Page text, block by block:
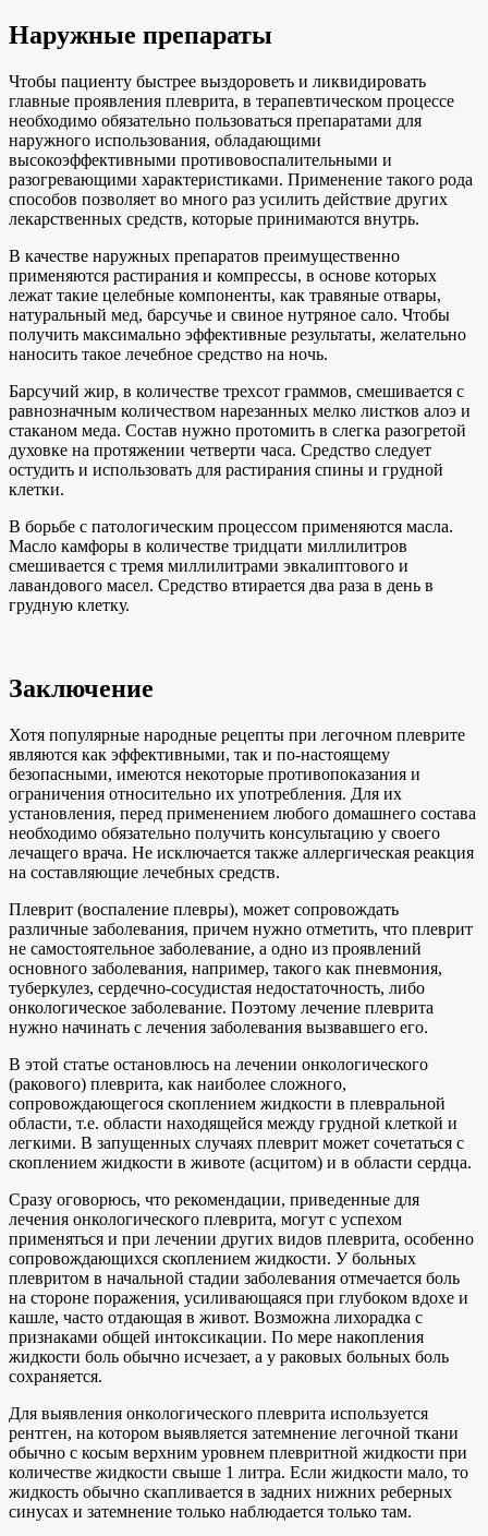
Наружные препараты
Чтобы пациенту быстрее выздороветь и ликвидировать
главные проявления плеврита, в терапевтическом процессе
необходимо обязательно пользоваться препаратами для
наружного использования, обладающими
высокоэффективными противовоспалительными и
разогревающими характеристиками. Применение такого рода
способов позволяет во много раз усилить действие других
лекарственных средств, которые принимаются внутрь.
В качестве наружных препаратов преимущественно
применяются растирания и компрессы, в основе которых
лежат такие целебные компоненты, как травяные отвары,
натуральный мед, барсучье и свиное нутряное сало. Чтобы
получить максимально эффективные результаты, желательно
наносить такое лечебное средство на ночь.
Барсучий жир, в количестве трехсот граммов, смешивается с
равнозначным количеством нарезанных мелко листков алоэ и
стаканом меда. Состав нужно протомить в слегка разогретой
духовке на протяжении четверти часа. Средство следует
остудить и использовать для растирания спины и грудной
клетки.
В борьбе с патологическим процессом применяются масла.
Масло камфоры в количестве тридцати миллилитров
смешивается с тремя миллилитрами эвкалиптового и
лавандового масел. Средство втирается два раза в день в
грудную клетку.
Заключение
Хотя популярные народные рецепты при легочном плеврите
являются как эффективными, так и по-настоящему
безопасными, имеются некоторые противопоказания и
ограничения относительно их употребления. Для их
установления, перед применением любого домашнего состава
необходимо обязательно получить консультацию у своего
лечащего врача. Не исключается также аллергическая реакция
на составляющие лечебных средств.
Плеврит (воспаление плевры), может сопровождать
различные заболевания, причем нужно отметить, что плеврит
не самостоятельное заболевание, а одно из проявлений
основного заболевания, например, такого как пневмония,
туберкулез, сердечно-сосудистая недостаточность, либо
онкологическое заболевание. Поэтому лечение плеврита
нужно начинать с лечения заболевания вызвавшего его.
В этой статье остановлюсь на лечении онкологического
(ракового) плеврита, как наиболее сложного,
сопровождающегося скоплением жидкости в плевральной
области, т.е. области находящейся между грудной клеткой и
легкими. В запущенных случаях плеврит может сочетаться с
скоплением жидкости в животе (асцитом) и в области сердца.
Сразу оговорюсь, что рекомендации, приведенные для
лечения онкологического плеврита, могут с успехом
применяться и при лечении других видов плеврита, особенно
сопровождающихся скоплением жидкости. У больных
плевритом в начальной стадии заболевания отмечается боль
на стороне поражения, усиливающаяся при глубоком вдохе и
кашле, часто отдающая в живот. Возможна лихорадка с
признаками общей интоксикации. По мере накопления
жидкости боль обычно исчезает, а у раковых больных боль
сохраняется.
Для выявления онкологического плеврита используется
рентген, на котором выявляется затемнение легочной ткани
обычно с косым верхним уровнем плевритной жидкости при
количестве жидкости свыше 1 литра. Если жидкости мало, то
жидкость обычно скапливается в задних нижних реберных
синусах и затемнение только наблюдается только там.